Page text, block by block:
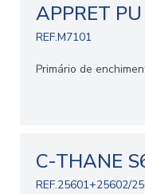
APPRET
REF.M7101
Primário de
C-THANE
REF.25601+25602/